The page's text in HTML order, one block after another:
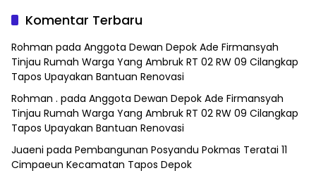
Komentar Terbaru
Rohman pada Anggota Dewan Depok Ade Firmansyah
Tinjau Rumah Warga Yang Ambruk RT 02 RW 09 Cilangkap
Tapos Upayakan Bantuan Renovasi
Rohman . pada Anggota Dewan Depok Ade Firmansyah
Tinjau Rumah Warga Yang Ambruk RT 02 RW 09 Cilangkap
Tapos Upayakan Bantuan Renovasi
Juaeni pada Pembangunan Posyandu Pokmas Teratai 11
Cimpaeun Kecamatan Tapos Depok